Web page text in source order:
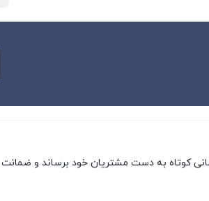
کوتاه به دست مشتریان خود برساند و